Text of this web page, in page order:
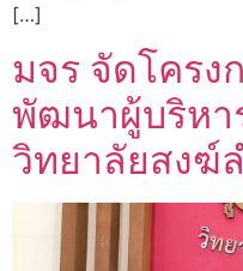
[…]
มจร จัดโครง
พัฒนาผู้บริห
วิทยาลัยสงฆ์